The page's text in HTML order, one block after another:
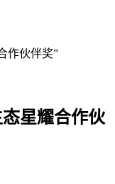
作伙伴奖”
星耀合作伙